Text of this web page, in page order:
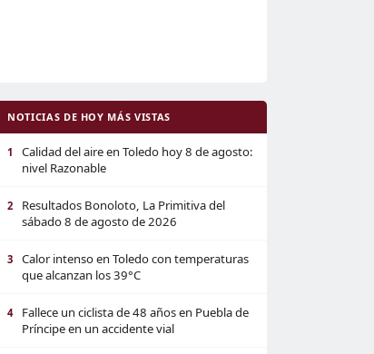
NOTICIAS DE HOY MÁS VISTAS
1
Calidad del aire en Toledo hoy 8 de agosto:
nivel Razonable
2
Resultados Bonoloto, La Primitiva del
sábado 8 de agosto de 2026
3
Calor intenso en Toledo con temperaturas
que alcanzan los 39°C
4
Fallece un ciclista de 48 años en Puebla de
Príncipe en un accidente vial